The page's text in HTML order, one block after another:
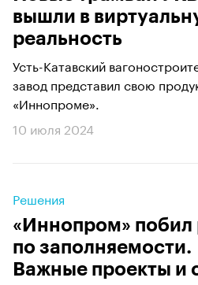
вышли в
реальность
Усть-Катавский
завод представил свою
«Иннопроме».
10 июля 2024
Решения
«Иннопром» побил
по заполняемости.
Важные проекты и